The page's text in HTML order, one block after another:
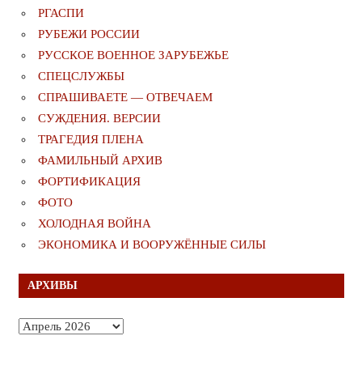
РГАСПИ
РУБЕЖИ РОССИИ
РУССКОЕ ВОЕННОЕ ЗАРУБЕЖЬЕ
СПЕЦСЛУЖБЫ
СПРАШИВАЕТЕ — ОТВЕЧАЕМ
СУЖДЕНИЯ. ВЕРСИИ
ТРАГЕДИЯ ПЛЕНА
ФАМИЛЬНЫЙ АРХИВ
ФОРТИФИКАЦИЯ
ФОТО
ХОЛОДНАЯ ВОЙНА
ЭКОНОМИКА И ВООРУЖЁННЫЕ СИЛЫ
АРХИВЫ
Архивы